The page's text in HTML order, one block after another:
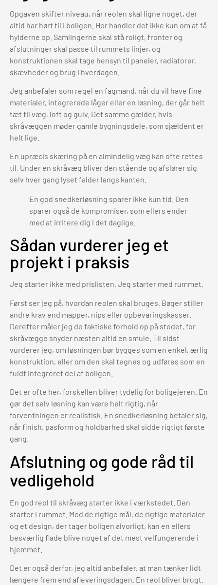
Opgaven skifter niveau, når reolen skal ligne noget, der
altid har hørt til i boligen. Her handler det ikke kun om at få
hylderne op. Samlingerne skal stå roligt, fronter og
afslutninger skal passe til rummets linjer, og
konstruktionen skal tage hensyn til paneler, radiatorer,
skævheder og brug i hverdagen.
Jeg anbefaler som regel en fagmand, når du vil have fine
materialer, integrerede låger eller en løsning, der går helt
tæt til væg, loft og gulv. Det samme gælder, hvis
skråvæggen møder gamle bygningsdele, som sjældent er
helt lige.
En upræcis skæring på en almindelig væg kan ofte rettes
til. Under en skråvæg bliver den stående og afslører sig
selv hver gang lyset falder langs kanten.
En god snedkerløsning sparer ikke kun tid. Den
sparer også de kompromiser, som ellers ender
med at irritere dig i det daglige.
Sådan vurderer jeg et
projekt i praksis
Jeg starter ikke med prislisten. Jeg starter med rummet.
Først ser jeg på, hvordan reolen skal bruges. Bøger stiller
andre krav end mapper, nips eller opbevaringskasser.
Derefter måler jeg de faktiske forhold op på stedet, for
skråvægge snyder næsten altid en smule. Til sidst
vurderer jeg, om løsningen bør bygges som en enkel, ærlig
konstruktion, eller om den skal tegnes og udføres som en
fuldt integreret del af boligen.
Det er ofte her, forskellen bliver tydelig for boligejeren. En
gør det selv løsning kan være helt rigtig, når
forventningen er realistisk. En snedkerløsning betaler sig,
når finish, pasform og holdbarhed skal sidde rigtigt første
gang.
Afslutning og gode råd til
vedligehold
En god reol til skråvæg starter ikke i værkstedet. Den
starter i rummet. Med de rigtige mål, de rigtige materialer
og et design, der tager boligen alvorligt, kan en ellers
besværlig flade blive noget af det mest velfungerende i
hjemmet.
Det er også derfor, jeg altid anbefaler, at man tænker lidt
længere frem end afleveringsdagen. En reol bliver brugt.